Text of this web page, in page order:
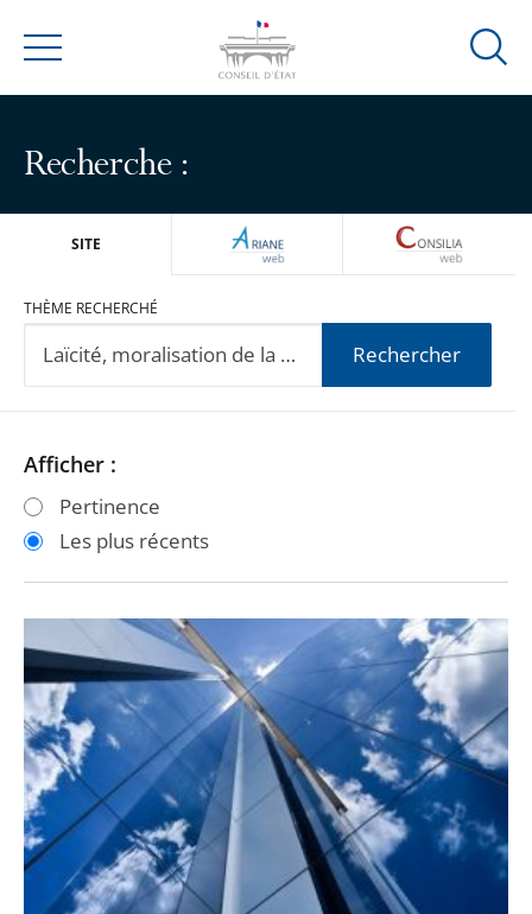
Menu
Ouvrir
Recherche :
SITE ARIANEWEB
THÈME RECHERCHÉ
Rechercher
Passer
les
filtres
Passer
les
filtres
Afficher :
Pertinence
Les plus récents
contre
les
jugements
relatifs
à
la
«
Tour